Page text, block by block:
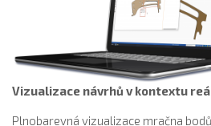
Vizualizace návrhů v kontextu
Plnobarevná vizualizace mračna